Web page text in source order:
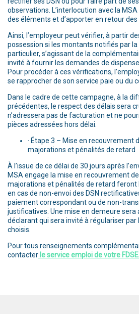
observations. L’interlocution avec la
des éléments et d’apporter en retour
Ainsi, l’employeur peut vérifier, à partir
possession si les montants notifiés par la
particulier, s’agissant de la
invité à fournir les demandes de
Pour procéder à ces vérifications,
se rapprocher de son service paie ou du
Dans le cadre de cette campagne, à la
précédentes, le respect des délais sera
n’adressera pas de facturation et ne
pièces adressées hors délai.
· Étape 3 – Mise en recouvrement
majorations et pénalités de retard
À l’issue de ce délai de 30 jours après
MSA engage la mise en recouvrement
majorations et pénalités de retard feront
en cas de non-envoi des DSN
paiement correspondant ou de non-
justificatives. Une mise en demeure sera
déclarant qui sera invité à régulariser
choisis.
Pour tous renseignements
contacter le service emploi de votre